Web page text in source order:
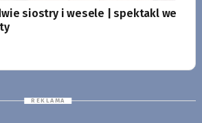
siostry i wesele | spektakl we